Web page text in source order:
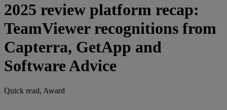
2025 review platform recap:
TeamViewer recognitions from
Capterra, GetApp and
Software Advice
Quick read, Award